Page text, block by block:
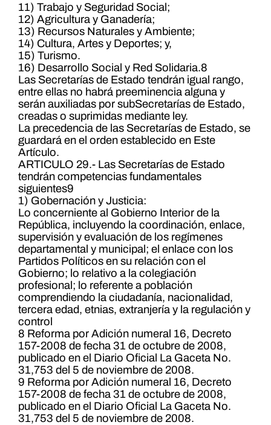
11) Trabajo y Seguridad Social;
12) Agricultura y Ganadería;
13) Recursos Naturales y Ambiente;
14) Cultura, Artes y Deportes; y,
15) Turismo.
16) Desarrollo Social y Red Solidaria.8
Las Secretarías de Estado tendrán igual rango,
entre ellas no habrá preeminencia alguna y
serán auxiliadas por subSecretarías de Estado,
creadas o suprimidas mediante ley.
La precedencia de las Secretarías de Estado, se
guardará en el orden establecido en Este
Artículo.
ARTICULO 29.- Las Secretarías de Estado
tendrán competencias fundamentales
siguientes9
1) Gobernación y Justicia:
Lo concerniente al Gobierno Interior de la
República, incluyendo la coordinación, enlace,
supervisión y evaluación de los regímenes
departamental y municipal; el enlace con los
Partidos Políticos en su relación con el
Gobierno; lo relativo a la colegiación
profesional; lo referente a población
comprendiendo la ciudadanía, nacionalidad,
tercera edad, etnias, extranjería y la regulación y
control
8 Reforma por Adición numeral 16, Decreto
157-2008 de fecha 31 de octubre de 2008,
publicado en el Diario Oficial La Gaceta No.
31,753 del 5 de noviembre de 2008.
9 Reforma por Adición numeral 16, Decreto
157-2008 de fecha 31 de octubre de 2008,
publicado en el Diario Oficial La Gaceta No.
31,753 del 5 de noviembre de 2008.